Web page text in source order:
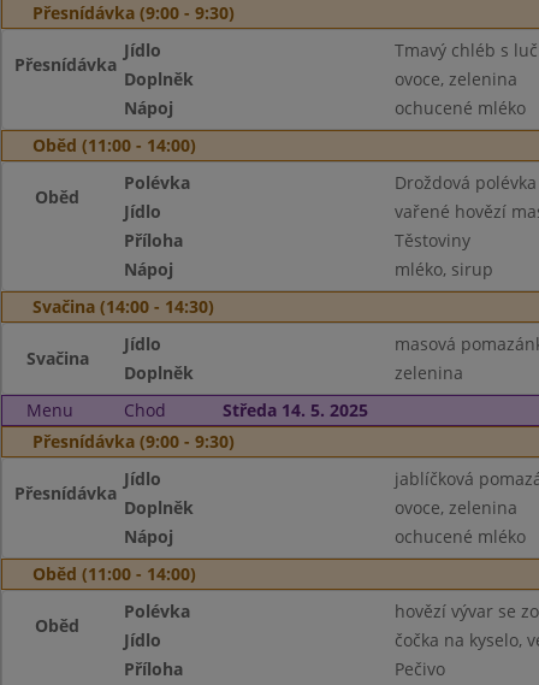
Přesnídávka (9:00 - 9:30)
Přesnídávka
Jídlo
Tmavý chléb s
Doplněk
ovoce, zelenina
Nápoj
ochucené mléko
Oběd (11:00 - 14:00)
Oběd
Polévka
Droždová
Jídlo
vařené hovězí
Příloha
Těstoviny
Nápoj
mléko, sirup
Svačina (14:00 - 14:30)
Svačina
Jídlo
masová
Doplněk
zelenina
Menu
Chod
Středa 14. 5. 2025
Přesnídávka (9:00 - 9:30)
Přesnídávka
Jídlo
jablíčková
Doplněk
ovoce, zelenina
Nápoj
ochucené mléko
Oběd (11:00 - 14:00)
Oběd
Polévka
hovězí vývar se
Jídlo
čočka na kyselo,
Příloha
Pečivo